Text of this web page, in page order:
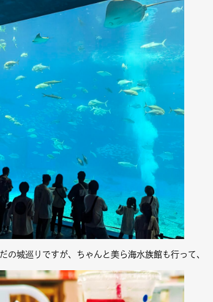
の城巡りですが、ちゃんと美ら海水族館も行って、